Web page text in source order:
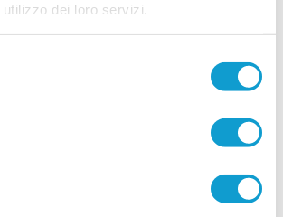
dei loro servizi.